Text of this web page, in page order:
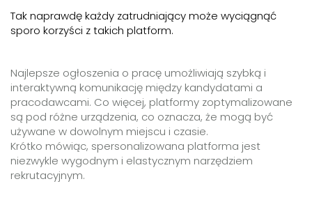
Tak naprawdę każdy zatrudniający może wyciągnąć
sporo korzyści z takich platform.
Najlepsze ogłoszenia o pracę umożliwiają szybką i
interaktywną komunikację między kandydatami a
pracodawcami. Co więcej, platformy zoptymalizowane
są pod różne urządzenia, co oznacza, że mogą być
używane w dowolnym miejscu i czasie.
Krótko mówiąc, spersonalizowana platforma jest
niezwykle wygodnym i elastycznym narzędziem
rekrutacyjnym.